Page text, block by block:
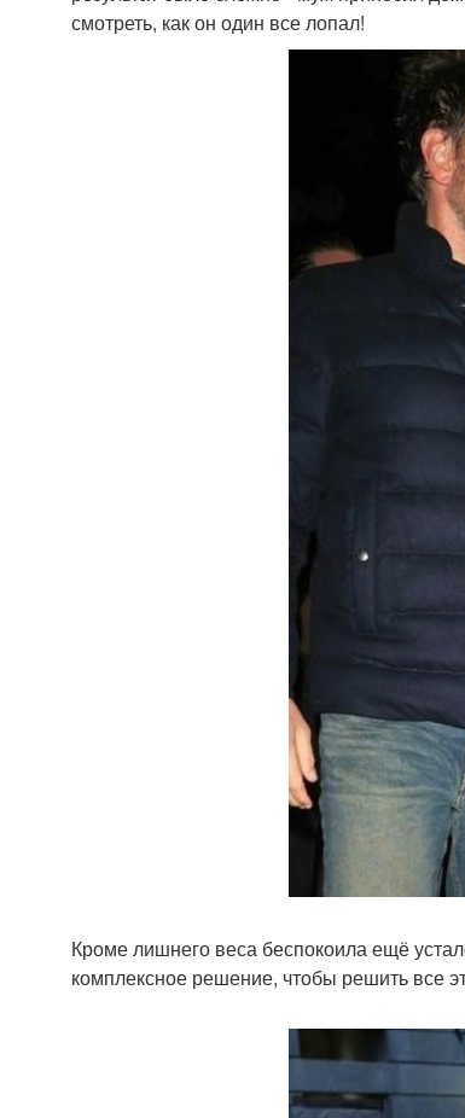
смотреть, как он один все лопал!
Кроме лишнего веса беспокоила ещё
комплексное решение, чтобы решить все